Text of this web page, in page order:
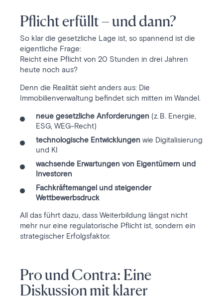
Pflicht erfüllt – und dann?
So klar die gesetzliche Lage ist, so spannend ist die
eigentliche Frage:
Reicht eine Pflicht von 20 Stunden in drei Jahren
heute noch aus?
Denn die Realität sieht anders aus: Die
Immobilienverwaltung befindet sich mitten im Wandel.
neue gesetzliche Anforderungen (z. B. Energie,
ESG, WEG-Recht)
technologische Entwicklungen wie Digitalisierung
und KI
wachsende Erwartungen von Eigentümern und
Investoren
Fachkräftemangel und steigender
Wettbewerbsdruck
All das führt dazu, dass Weiterbildung längst nicht
mehr nur eine regulatorische Pflicht ist, sondern ein
strategischer Erfolgsfaktor.
Pro und Contra: Eine
Diskussion mit klarer